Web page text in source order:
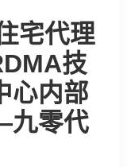
宅代理
技
心内部
零代